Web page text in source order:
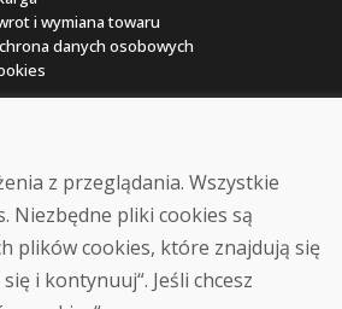
i wymiana towaru
danych osobowych
2026, wszystkie prawa zastrzeżone
stron internetowych, tworzenie sklepów internetowych
z przeglądania. Wszystkie
Niezbędne pliki cookies są
plików cookies, które znajdują się
i kontynuuj“. Jeśli chcesz